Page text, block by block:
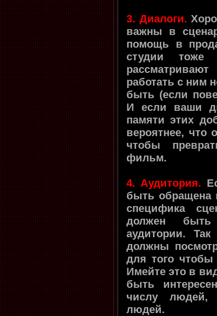
3. Диалоги.
важны в
помощь в
студии тоже
работать с ним
быть (если
И если ваши
памяти этих
вероятнее, что
чтобы
фильм.
4. Аудитория.
быть обращена
специфика
должен быть
аудитории.
должны
для того
Имейте это в
быть
числу людей,
людей.